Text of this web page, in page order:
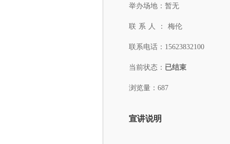
举办场地： 暂无
联系人： 梅伦
联系电话： 15623832100
当前状态： 已结束
浏览量：687
宣讲说明